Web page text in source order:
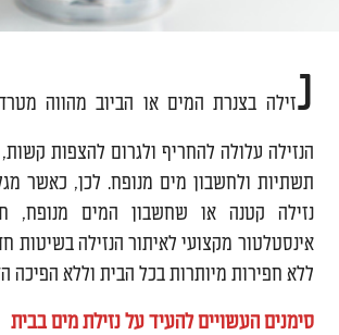
נזילה בצנרת המים או הביוב מהווה
הנזילה עלולה להחריף ולגרום להצפות
תשתיות ולחשבון מים מנופח. לכן, כאשר
נזילה קטנה או שחשבון המים מנופח,
אינסטלטור מקצועי לאיתור הנזילה בשיטות
ללא חפירות מיותרות בכל הבית וללא הפיכה
סימנים העשויים להעיד על נזילת מים בבית